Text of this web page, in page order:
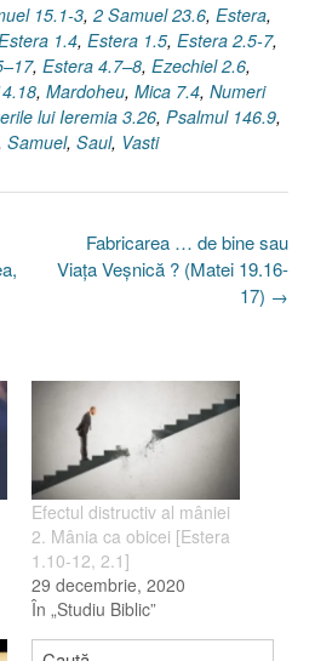
15.1-3, 2 Samuel 23.6, Estera,
1.4, Estera 1.5, Estera 2.5-7,
, Estera 4.7–8, Ezechiel 2.6,
, Mardoheu, Mica 7.4, Numeri
lui Ieremia 3.26, Psalmul 146.9,
Samuel, Saul, Vasti
Fabricarea … de bine sau
Viaţa Veşnică ? (Matei 19.16-
17) →
Efectul distructiv al mâniei
2. Mânia ca obicei [Estera
1.10-12, 2.1]
29 decembrie, 2020
În „Studiu Biblic”